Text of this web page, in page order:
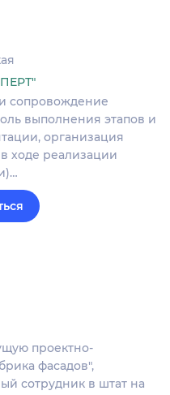
сопровождение
выполнения этапов и
организация
ходе реализации
проектно-
фасадов",
сотрудник в штат на